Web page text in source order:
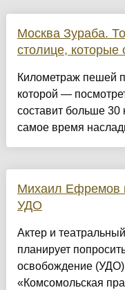
Москва Зураба.
столице, которые
Километраж пешей
которой —
составит больше
самое время
Михаил Ефремов
УДО
Актер и
планирует
освобождение (УДО)
«Комсомольская